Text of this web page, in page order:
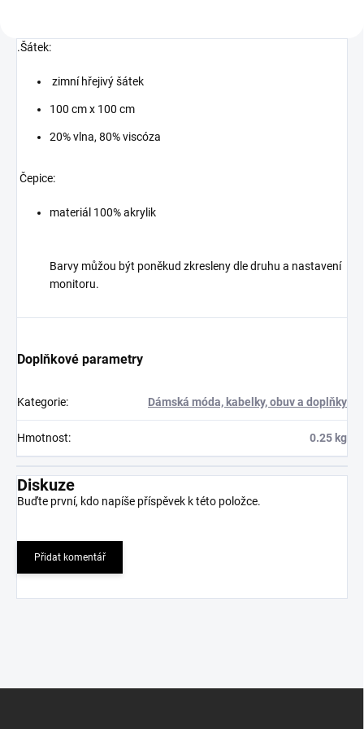
.Šátek:
zimní hřejivý šátek
100 cm x 100 cm
20% vlna, 80% viscóza
Čepice:
materiál 100% akrylik
Barvy můžou být poněkud zkresleny dle druhu a nastavení
monitoru.
Doplňkové parametry
Kategorie: Dámská móda, kabelky, obuv a doplňky
Hmotnost: 0.25 kg
Diskuze
Buďte první, kdo napíše příspěvek k této položce.
Přidat komentář